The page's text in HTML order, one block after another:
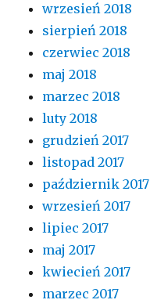
wrzesień 2018
sierpień 2018
czerwiec 2018
maj 2018
marzec 2018
luty 2018
grudzień 2017
listopad 2017
październik 2017
wrzesień 2017
lipiec 2017
maj 2017
kwiecień 2017
marzec 2017